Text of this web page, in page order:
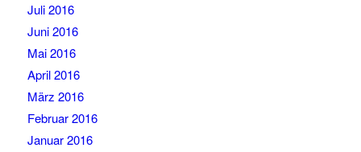
Juli 2016
Juni 2016
Mai 2016
April 2016
März 2016
Februar 2016
Januar 2016